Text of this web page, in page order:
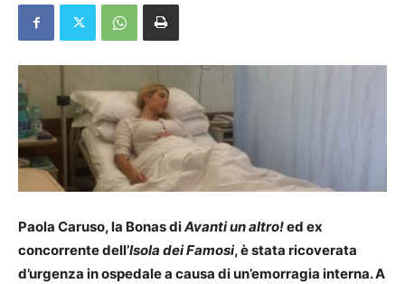
Paola Caruso, la Bonas diAvanti un altro!ed ex
concorrente dell’Isola dei Famosi, è stata ricoverata
d’urgenza in ospedale a causa di un’emorragia interna. A